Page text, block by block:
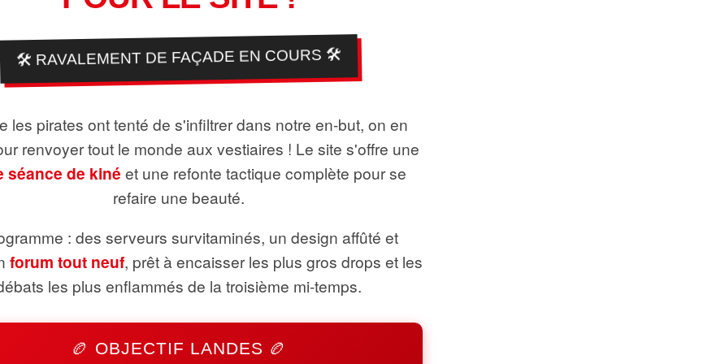
🛠️ RAVALEMENT DE FAÇADE EN COURS 🛠️
les pirates ont tenté de s'infiltrer dans notre en-but, on en
renvoyer tout le monde aux vestiaires ! Le site s'offre une
séance de kiné et une refonte tactique complète pour se
refaire une beauté.
: des serveurs survitaminés, un design affûté et
forum tout neuf, prêt à encaisser les plus gros drops et les
les plus enflammés de la troisième mi-temps.
🏉 OBJECTIF LANDES 🏉